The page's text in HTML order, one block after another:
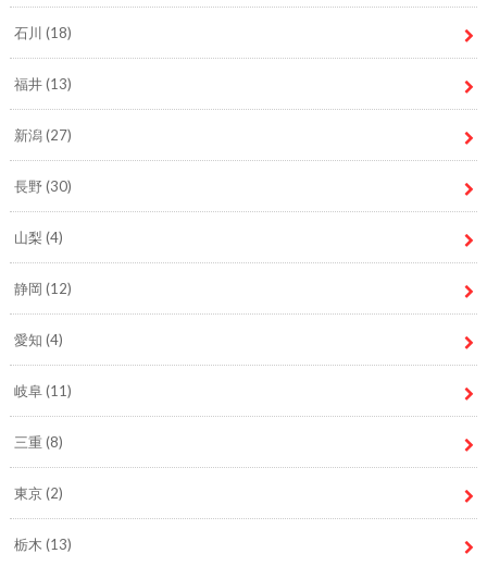
石川 (18)
福井(13)
新潟(27)
長野(30)
山梨 (4)
静岡 (12)
愛知 (4)
岐阜(11)
三重 (8)
東京(2)
栃木 (13)